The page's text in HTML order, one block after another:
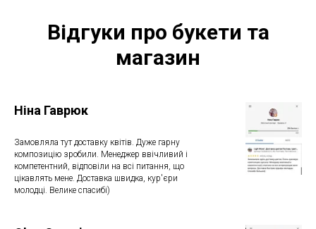
Відгуки про букети та
магазин
Ніна Гаврюк
Замовляла тут доставку квітів. Дуже гарну
композицію зробили. Менеджер ввічливий і
компетентний, відповіли на всі питання, що
цікавлять мене. Доставка швидка, кур'єри
молодці. Велике спасибі)